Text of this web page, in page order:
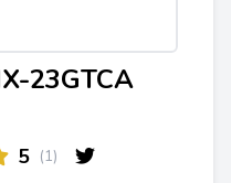
23GTCA
5 (1)